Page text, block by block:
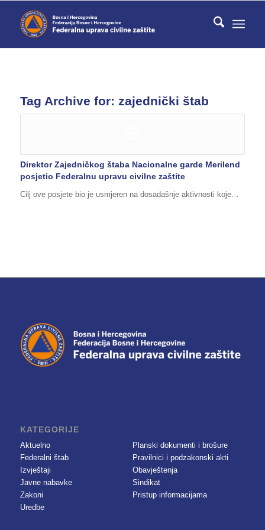
Tag Archive for: zajednički štab
Direktor Zajedničkog štaba Nacionalne garde Merilend
posjetio Federalnu upravu civilne zaštite
Cilj ove posjete bio je usmjeren na dosadašnje aktivnosti koje…
KATEGORIJE
Aktuelno
Federalni štab
Izvještaji
Javne nabavke
Zakoni
Uredbe
Planski dokumenti i brošure
Pravilnici i podzakonski akti
Obavještenja
Sindikat
Pristup informacijama